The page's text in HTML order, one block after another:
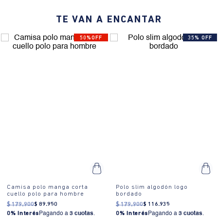
estándar. Tejido de punto grueso que proporciona durabilidad.
¿Cómo se usa?:Ideal para eventos casuales, reuniones informales
TE VAN A ENCANTAR
50%OFF
Camisa polo manga corta
cuello polo para hombre
$ 179.900$ 89.950
0% Interés Pagando a 3 cuotas.
35% OFF
Polo slim algodón logo
bordado
$ 179.900$ 116.935
0% Interés Pagando a 3 cuotas.